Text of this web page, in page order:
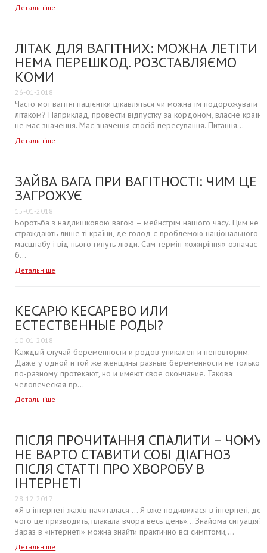
Детальніше
ЛІТАК ДЛЯ ВАГІТНИХ: МОЖНА ЛЕТІТИ
НЕМА ПЕРЕШКОД. РОЗСТАВЛЯЄМО
КОМИ
26-01-2018
Часто мої вагітні пацієнтки цікавляться чи можна їм подорожувати
літаком? Наприклад, провести відпустку за кордоном, власне країна
не має значення. Має значення спосіб пересування. Питання...
Детальніше
ЗАЙВА ВАГА ПРИ ВАГІТНОСТІ: ЧИМ ЦЕ
ЗАГРОЖУЄ
15-01-2018
Боротьба з надлишковою вагою – мейнстрім нашого часу. Цим не
страждають лише ті країни, де голод є проблемою національного
масштабу і від нього гинуть люди. Сам термін «ожиріння» означає
б...
Детальніше
КЕСАРЮ КЕСАРЕВО ИЛИ
ЕСТЕСТВЕННЫЕ РОДЫ?
10-01-2018
Каждый случай беременности и родов уникален и неповторим.
Даже у одной и той же женщины разные беременности не только
по-разному протекают, но и имеют свое окончание. Такова
человеческая пр...
Детальніше
ПІСЛЯ ПРОЧИТАННЯ СПАЛИТИ – ЧОМУ
НЕ ВАРТО СТАВИТИ СОБІ ДІАГНОЗ
ПІСЛЯ СТАТТІ ПРО ХВОРОБУ В
ІНТЕРНЕТІ
28-12-2017
«Я в інтернеті жахів начиталася ... Я вже подивилася в інтернеті, до
чого це призводить, плакала вчора весь день»… Знайома ситуація?
Зараз в «інтернеті» можна знайти практично всі симптоми,...
Детальніше